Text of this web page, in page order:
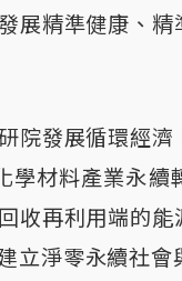
展精準健康、
院發展循環經
學材料產業永續
收再利用端的
立淨零永續社會